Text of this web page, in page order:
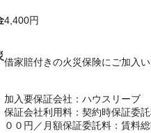
4,400円
借家賠付きの火災保険にご加入い
加入要保証会社：ハウスリーブ
保証会社利用料：契約時保証委
００円／月額保証委託料：賃料